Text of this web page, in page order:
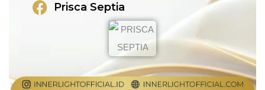
Prisca Septia